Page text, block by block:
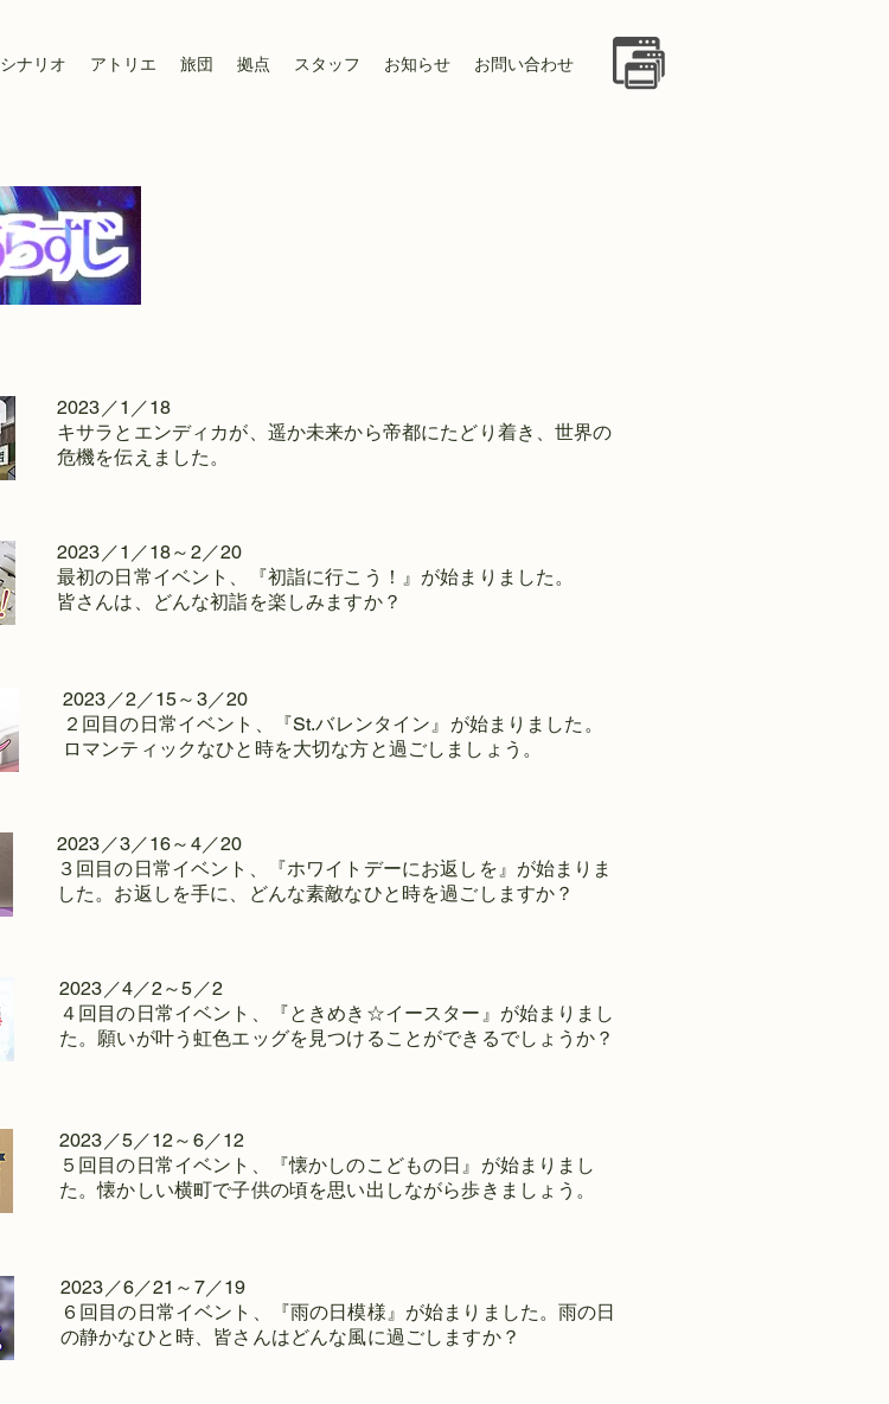
シナリオ アトリエ 旅団 拠点 スタッフ お知らせ お問い合わせ
2023／1／18
​キサラとエンディカが、遥か未来から帝都にたどり着き、世界の
危機を伝えました。
2023／1／18～2／20
​最初の日常イベント、『初詣に行こう！』が始まりました。
​皆さんは、どんな初詣を楽しみますか？
2023／2／15～3／20
​２回目の日常イベント、『St.バレンタイン』が始まりました。
​ロマンティックなひと時を大切な方と過ごしましょう。
2023／3／16～4／20
​３回目の日常イベント、『ホワイトデーにお返しを』が始まりま
した。お返しを手に、どんな素敵なひと時を過ごしますか？
2023／4／2～5／2
４回目の日常イベント、『ときめき☆イースター』が始まりまし
た。願いが叶う虹色エッグを見つけることができるでしょうか？
2023／5／12～6／12
５回目の日常イベント、『懐かしのこどもの日』が始まりまし
た。懐かしい横町で子供の頃を思い出しながら歩きましょう。
2023／6／21～7／19
６回目の日常イベント、『雨の日模様』が始まりました。雨の日
の静かなひと時、皆さんはどんな風に過ごしますか？